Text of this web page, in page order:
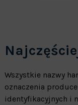
Wszystkie nazwy
oznaczenia
identyfikacyjnych i